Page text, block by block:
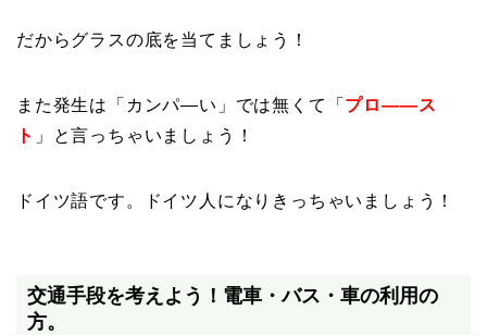
だからグラスの底を当てましょう！
また発生は「カンパ―い」では無くて「 プロ――ス
ト 」と言っちゃいましょう！
ドイツ語です。ドイツ人になりきっちゃいましょう！
交通手段を考えよう！電車・バス・車の利用の
方。